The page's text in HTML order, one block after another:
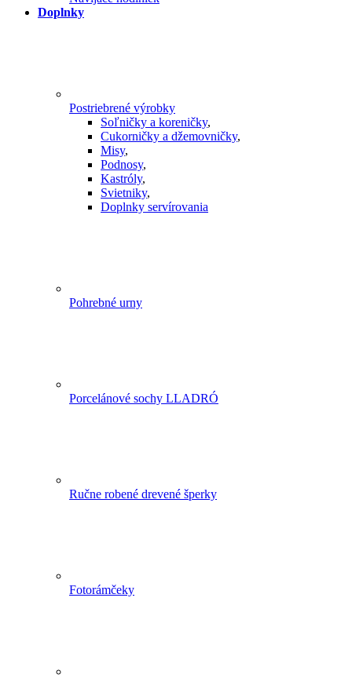
Doplnky
Postriebrené výrobky
Soľničky a koreničky,
Cukorničky a džemovničky,
Misy,
Podnosy,
Kastróly,
Svietniky,
Doplnky servírovania
Pohrebné urny
Porcelánové sochy LLADRÓ
Ručne robené drevené šperky
Fotorámčeky